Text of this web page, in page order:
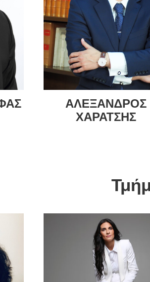
ΑΛΕΞΑΝΔΡΟΣ
ΧΑΡΑΤΣΗΣ